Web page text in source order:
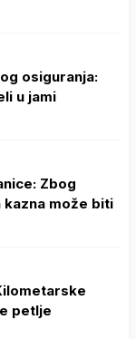
osiguranja:
u jami
Zbog
može biti
petlje